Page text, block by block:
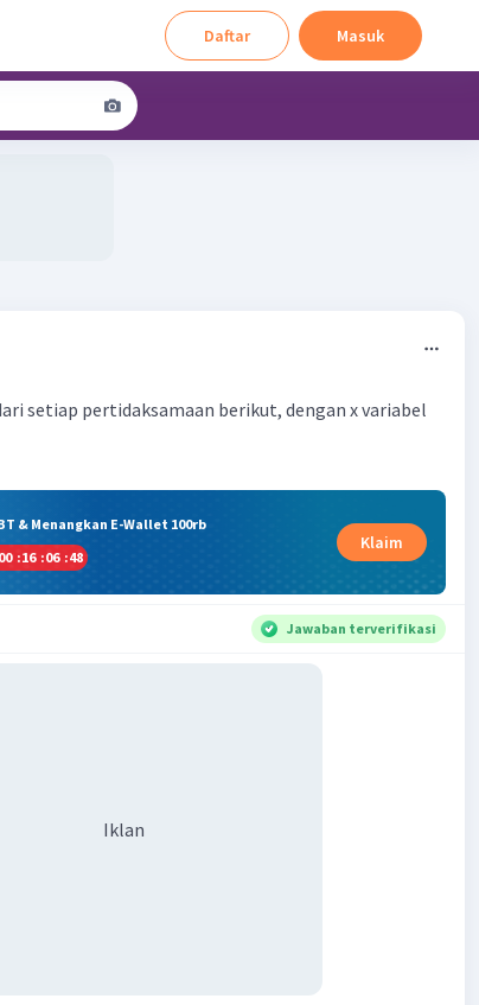
Daftar Masuk
setiap pertidaksamaan berikut, dengan x variabel
& Menangkan E-Wallet 100rb
00 :16 :06 :48
Klaim
Jawaban terverifikasi
Iklan